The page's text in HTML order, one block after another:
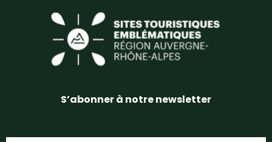
S’abonner à notre newsletter